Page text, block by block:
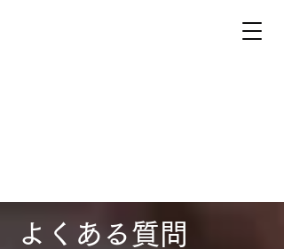
よくある質問